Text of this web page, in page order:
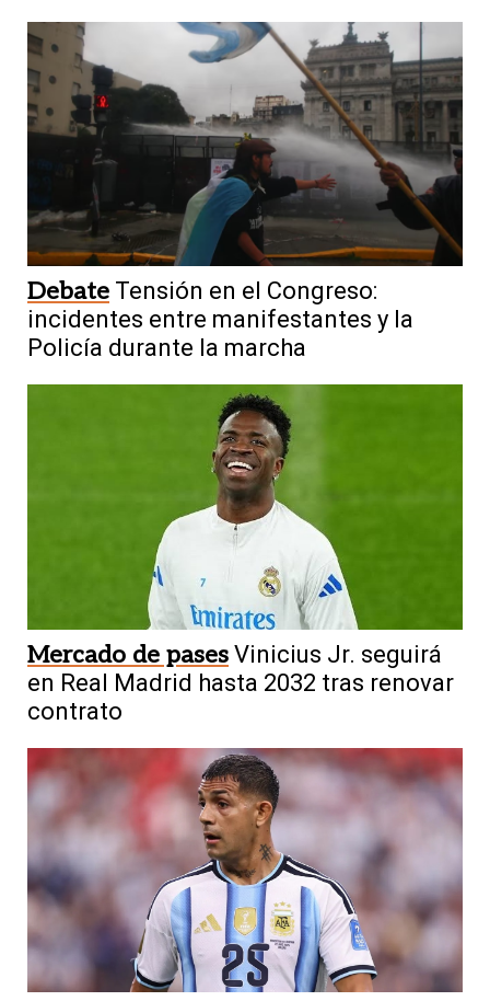
Debate Tensión en el Congreso:
incidentes entre manifestantes y la
Policía durante la marcha
Mercado de pases Vinicius Jr. seguirá
en Real Madrid hasta 2032 tras renovar
contrato